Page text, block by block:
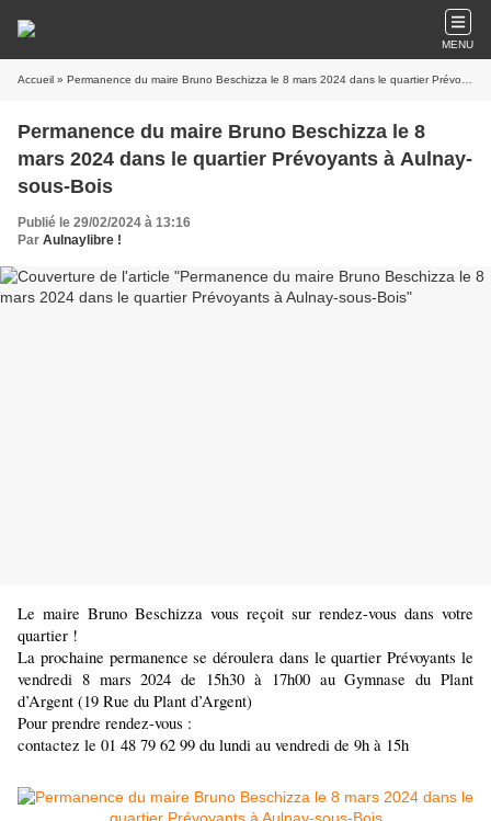
MENU
Accueil » Permanence du maire Bruno Beschizza le 8 mars 2024 dans le quartier Prévoyants à Aulnay-sous-Bois
Permanence du maire Bruno Beschizza le 8
mars 2024 dans le quartier Prévoyants à Aulnay-
sous-Bois
Publié le 29/02/2024 à 13:16
Par Aulnaylibre !
Le maire Bruno Beschizza vous reçoit sur rendez-vous dans votre
quartier !
La prochaine permanence se déroulera dans le quartier Prévoyants le
vendredi 8 mars 2024 de 15h30 à 17h00 au Gymnase du Plant
d’Argent (19 Rue du Plant d’Argent)
Pour prendre rendez-vous :
contactez le 01 48 79 62 99 du lundi au vendredi de 9h à 15h